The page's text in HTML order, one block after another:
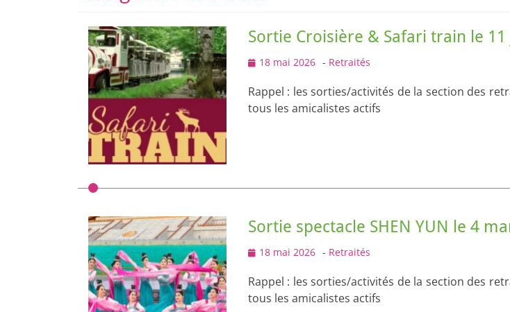
Sortie Croisière & Safari train le
Posted
18 mai 2026 - Retraités
Rappel : les sorties/activités de la section des
tous les amicalistes actifs
Sortie spectacle SHEN YUN le 4
Posted
18 mai 2026 - Retraités
Rappel : les sorties/activités de la section des
tous les amicalistes actifs